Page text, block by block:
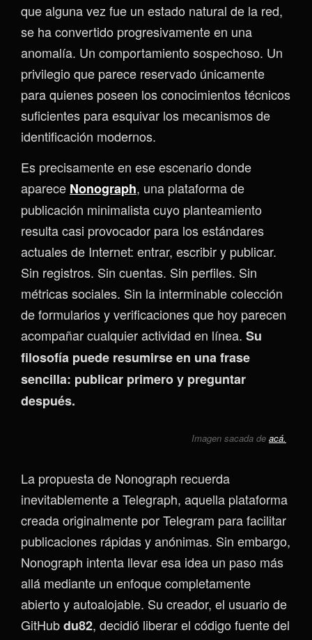
que alguna vez fue un estado natural de la red,
se ha convertido progresivamente en una
anomalía. Un comportamiento sospechoso. Un
privilegio que parece reservado únicamente
para quienes poseen los conocimientos técnicos
suficientes para esquivar los mecanismos de
identificación modernos.
Es precisamente en ese escenario donde
aparece Nonograph, una plataforma de
publicación minimalista cuyo planteamiento
resulta casi provocador para los estándares
actuales de Internet: entrar, escribir y publicar.
Sin registros. Sin cuentas. Sin perfiles. Sin
métricas sociales. Sin la interminable colección
de formularios y verificaciones que hoy parecen
acompañar cualquier actividad en línea. Su
filosofía puede resumirse en una frase
sencilla: publicar primero y preguntar
después.
Imagen sacada de acá.
La propuesta de Nonograph recuerda
inevitablemente a Telegraph, aquella plataforma
creada originalmente por Telegram para facilitar
publicaciones rápidas y anónimas. Sin embargo,
Nonograph intenta llevar esa idea un paso más
allá mediante un enfoque completamente
abierto y autoalojable. Su creador, el usuario de
GitHubdu82, decidió liberar el código fuente del